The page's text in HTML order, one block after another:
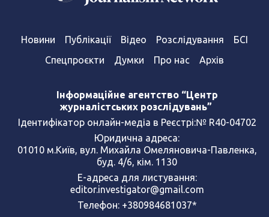
Новини Публікації Відео Розслідування
БСІ
Спецпроєкти
Думки Про нас Архів
Інформаційне агентство “Центр
журналістських розслідувань”
Ідентифікатор онлайн-медіа в Реєстрі:№ R40-04702
Юридична адреса:
01010 м.Київ, вул. Михайла Омеляновича-Павленка,
буд. 4/6, кім. 1130
Е-адреса для листування:
editor.investigator@gmail.com
Телефон: +380984681037*